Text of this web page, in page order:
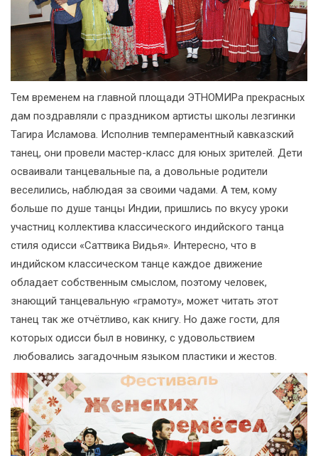
Тем временем на главной площади ЭТНОМИРа прекрасных
дам поздравляли с праздником артисты школы лезгинки
Тагира Исламова. Исполнив темпераментный кавказский
танец, они провели мастер-класс для юных зрителей. Дети
осваивали танцевальные па, а довольные родители
веселились, наблюдая за своими чадами. А тем, кому
больше по душе танцы Индии, пришлись по вкусу уроки
участниц коллектива классического индийского танца
стиля одисси «Саттвика Видья». Интересно, что в
индийском классическом танце каждое движение
обладает собственным смыслом, поэтому человек,
знающий танцевальную «грамоту», может читать этот
танец так же отчётливо, как книгу. Но даже гости, для
которых одисси был в новинку, с удовольствием
любовались загадочным языком пластики и жестов.